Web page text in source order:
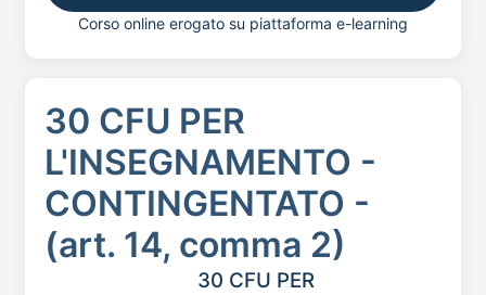
Corso online erogato su piattaforma e-learning
30 CFU PER
L'INSEGNAMENTO -
CONTINGENTATO -
(art. 14, comma 2)
30 CFU PER